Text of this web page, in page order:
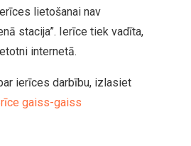
lietošanai nav
stacija”. Ierīce tiek vadīta,
internetā.
ierīces darbību, izlasiet
gaiss-gaiss